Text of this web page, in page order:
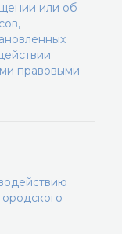
или об
правовыми